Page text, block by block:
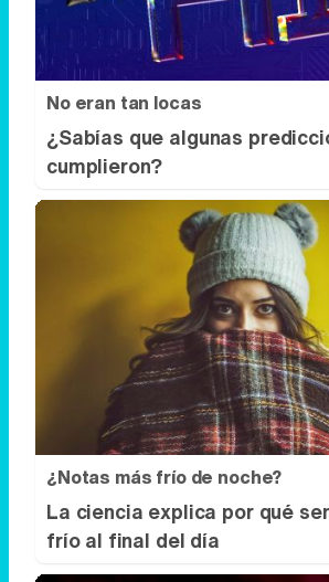
No eran tan locas
¿Sabías que algunas
cumplieron?
¿Notas más frío de noche?
La ciencia explica por qué
frío al final del día